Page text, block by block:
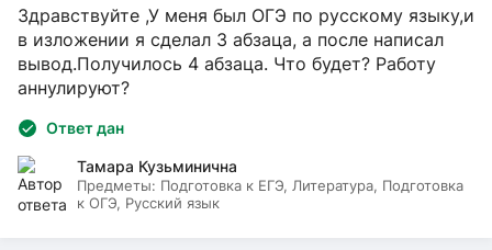
Здравствуйте ,У меня был ОГЭ по русскому языку,и
в изложении я сделал 3 абзаца, а после написал
вывод.Получилось 4 абзаца. Что будет? Работу
аннулируют?
Ответ дан
Тамара Кузьминична
Предметы: Подготовка к ЕГЭ, Литература, Подготовка
к ОГЭ, Русский язык